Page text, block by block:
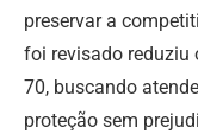
preservar a
foi revisado reduziu
70, buscando
proteção sem